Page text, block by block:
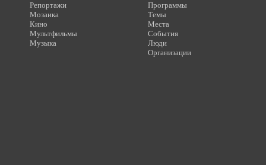
Репортажи
Мозаика
Кино
Мультфильмы
Музыка
Программы
Темы
Места
События
Люди
Организации